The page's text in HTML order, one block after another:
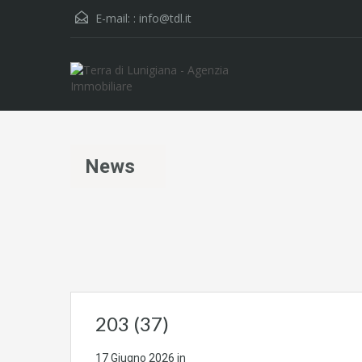
E-mail: : info@tdl.it
News
203 (37)
17 Giugno 2026 in